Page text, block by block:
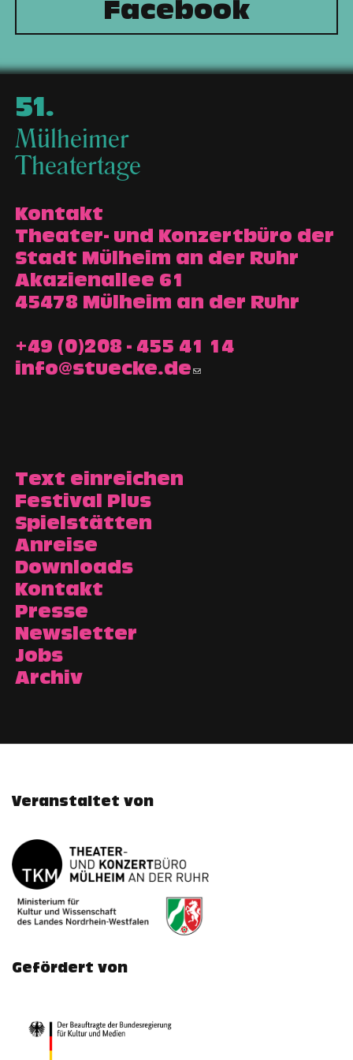
Facebook
51.
Mülheimer
Theatertage
Kontakt
Theater- und Konzertbüro der
Stadt Mülheim an der Ruhr
Akazienallee 61
45478 Mülheim an der Ruhr
+49 (0)208 - 455 41 14
info@stuecke.de
Text einreichen
Festival Plus
Spielstätten
Anreise
Downloads
Kontakt
Presse
Newsletter
Jobs
Archiv
Veranstaltet von
Gefördert von